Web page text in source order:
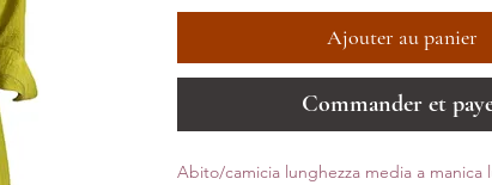
Ajouter au panier
Commander et
Abito/camicia lunghezza media a manica